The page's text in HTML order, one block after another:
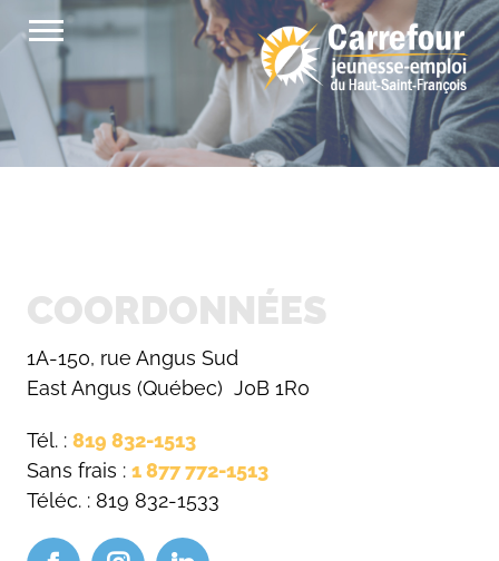
Passer
contenu
COORDONNÉES
1A-150, rue Angus Sud
East Angus (Québec) J0B 1R0
Tél. : 819 832-1513
Sans frais : 1 877 772-1513
Téléc. : 819 832-1533